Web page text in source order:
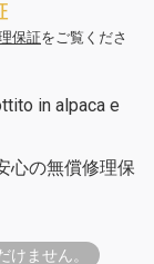
保証をご覧くださ
in alpaca e
心の無償修理保
ません。